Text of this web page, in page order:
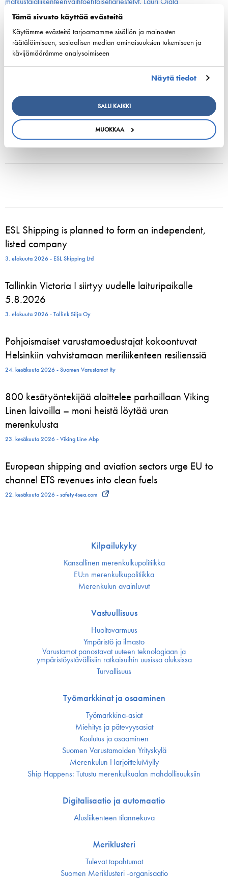
Tämä sivusto käyttää evästeitä
Käytämme evästeitä tarjoamamme sisällön ja mainosten
räätälöimiseen, sosiaalisen median ominaisuuksien tukemiseen ja
kävijämäärämme analysoimiseen
Näytä tiedot
SALLI KAIKKI
MUOKKAA
HELSINGIN SATAMAN 3 SKENAARIOTA VUOTEEN 2040
HESARAMA loppuraportti 30.6.2020 Logscale Oy
Jaa:
ESL Shipping is planned to form an independent,
listed company
3. elokuuta 2026 - ESL Shipping Ltd
Tallinkin Victoria I siirtyy uudelle laituripaikalle
5.8.2026
3. elokuuta 2026 - Tallink Silja Oy
Pohjoismaiset varustamoedustajat kokoontuvat
Helsinkiin vahvistamaan meriliikenteen resilienssiä
24. kesäkuuta 2026 - Suomen Varustamot Ry
800 kesätyöntekijää aloittelee parhaillaan Viking
Linen laivoilla – moni heistä löytää uran
merenkulusta
23. kesäkuuta 2026 - Viking Line Abp
European shipping and aviation sectors urge EU to
channel ETS revenues into clean fuels
22. kesäkuuta 2026 - safety4sea.com
Kilpailukyky
Kansallinen merenkulku­politiikka
EU:n merenkulku­politiikka
Merenkulun avainluvut
Vastuullisuus
Huoltovarmuus
Ympäristö ja ilmasto
Varustamot panostavat uuteen teknologiaan ja
ympäristöystävällisiin ratkaisuihin uusissa aluksissa
Turvallisuus
Työmarkkinat ja osaaminen
Työmarkkina-asiat
Miehitys ja pätevyys­asiat
Koulutus ja osaaminen
Suomen Varustamoiden Yrityskylä
Merenkulun HarjoitteluMylly
Ship Happens: Tutustu merenkulkualan mahdollisuuksiin
Digitalisaatio ja automaatio
Alusliikenteen tilannekuva
Meriklusteri
Tulevat tapahtumat
Suomen Meriklusteri -organisaatio